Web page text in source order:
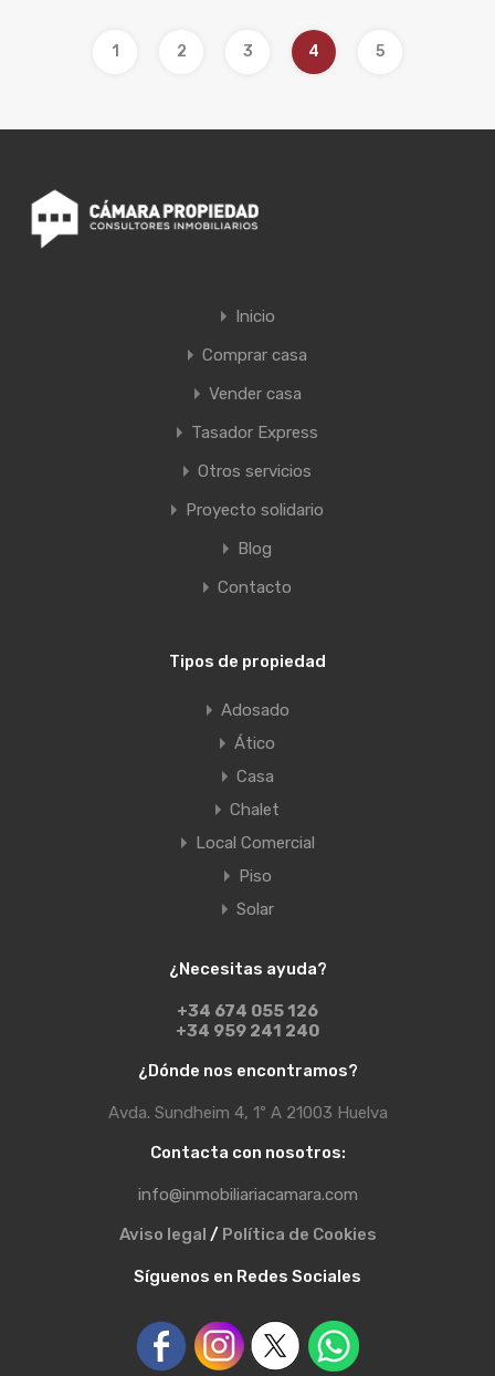
1 2 3 4 5
Inicio
Comprar casa
Vender casa
Tasador Express
Otros servicios
Proyecto solidario
Blog
Contacto
Tipos de propiedad
Adosado
Ático
Casa
Chalet
Local Comercial
Piso
Solar
¿Necesitas ayuda?
+34 674 055 126
+34 959 241 240
¿Dónde nos encontramos?
Avda. Sundheim 4, 1º A 21003 Huelva
Contacta con nosotros:
info@inmobiliariacamara.com
Aviso legal / Política de Cookies
Síguenos en Redes Sociales